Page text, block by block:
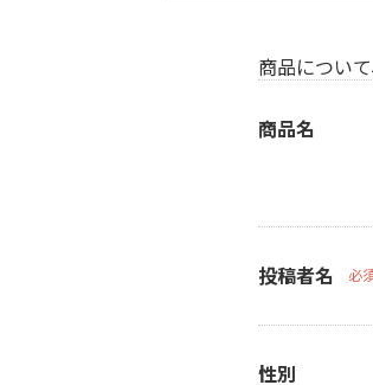
商品につい
商品名
投稿者名 必
性別